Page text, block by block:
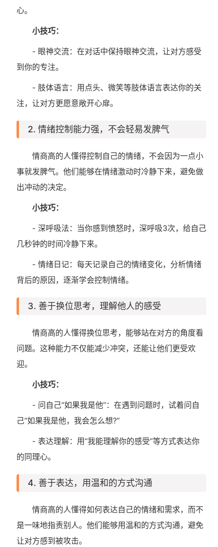
心。
小技巧：
- 眼神交流：在对话中保持眼神交流，让对方感受
到你的专注。
- 肢体语言：用点头、微笑等肢体语言表达你的关
注，让对方更愿意敞开心扉。
2. 情绪控制能力强，不会轻易发脾气
情商高的人懂得控制自己的情绪，不会因为一点小
事就发脾气。他们能够在情绪激动时冷静下来，避免做
出冲动的决定。
小技巧：
- 深呼吸法：当你感到愤怒时，深呼吸3次，给自己
几秒钟的时间冷静下来。
- 情绪日记：每天记录自己的情绪变化，分析情绪
背后的原因，逐渐学会控制情绪。
3. 善于换位思考，理解他人的感受
情商高的人懂得换位思考，能够站在对方的角度看
问题。这种能力不仅能减少冲突，还能让他们更受欢
迎。
小技巧：
- 问自己“如果我是他”：在遇到问题时，试着问自
己“如果我是他，我会怎么想?”
- 表达理解：用“我能理解你的感受”等方式表达你
的同理心。
4. 善于表达，用温和的方式沟通
情商高的人懂得如何表达自己的情绪和需求，而不
是一味地指责别人。他们能够用温和的方式沟通，避免
让对方感到被攻击。